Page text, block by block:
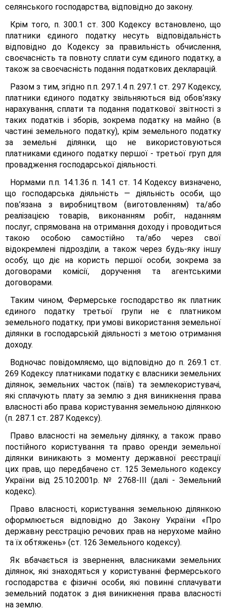
селянського господарства, відповідно до закону.
Крім того, п. 300.1 ст. 300 Кодексу встановлено, що
платники єдиного податку несуть відповідальність
відповідно до Кодексу за правильність обчислення,
своєчасність та повноту сплати сум єдиного податку, а
також за своєчасність подання податкових декларацій.
Разом з тим, згідно п.п. 297.1.4 п. 297.1 ст. 297 Кодексу,
платники єдиного податку звільняються від обов’язку
нарахування, сплати та подання податкової звітності з
таких податків і зборів, зокрема податку на майно (в
частині земельного податку), крім земельного податку
за земельні ділянки, що не використовуються
платниками єдиного податку першої - третьої груп для
провадження господарської діяльності.
Нормами п.п. 14.1.36 п. 14.1 ст. 14 Кодексу визначено,
що господарська діяльність — діяльність особи, що
пов’язана з виробництвом (виготовленням) та/або
реалізацією товарів, виконанням робіт, наданням
послуг, спрямована на отримання доходу і проводиться
такою особою самостійно та/або через свої
відокремлені підрозділи, а також через будь-яку іншу
особу, що діє на користь першої особи, зокрема за
договорами комісії, доручення та агентськими
договорами.
Таким чином, Фермерське господарство як платник
єдиного податку третьої групи не є платником
земельного податку, при умові використання земельної
ділянки в господарській діяльності з метою отримання
доходу.
Водночас повідомляємо, що відповідно до п. 269.1 ст.
269 Кодексу платниками податку є власники земельних
ділянок, земельних часток (паїв) та землекористувачі,
які сплачують плату за землю з дня виникнення права
власності або права користування земельною ділянкою
(п. 287.1 ст. 287 Кодексу).
Право власності на земельну ділянку, а також право
постійного користування та право оренди земельної
ділянки виникають з моменту державної реєстрації
цих прав, що передбачено ст. 125 Земельного кодексу
України від 25.10.2001р. № 2768-ІІІ (далі - Земельний
кодекс).
Право власності, користування земельною ділянкою
оформлюється відповідно до Закону України «Про
державну реєстрацію речових прав на нерухоме майно
та їх обтяжень» (ст. 126 Земельного кодексу).
Як вбачається із звернення, власниками земельних
ділянок, які знаходяться у користуванні фермерського
господарства є фізичні особи, які повинні сплачувати
земельний податок з дня виникнення права власності
на землю.